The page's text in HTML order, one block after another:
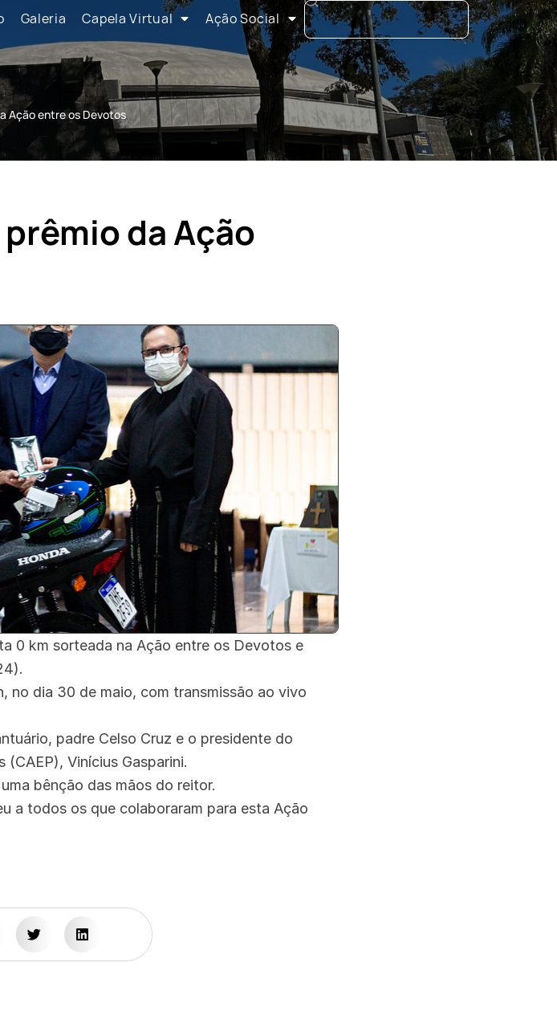
Galeria Capela Virtual Ação Social
Ação entre os Devotos
da Ação
0 km sorteada na Ação entre os Devotos e
no dia 30 de maio, com transmissão ao vivo
padre Celso Cruz e o presidente do
Vinícius Gasparini.
bênção das mãos do reitor.
a todos os que colaboraram para esta Ação